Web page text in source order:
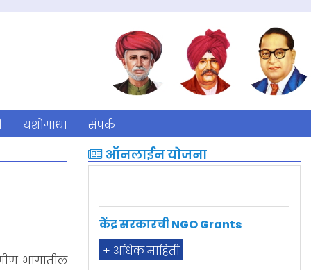
यशोगाथा संपर्क
भागातील
ऑनलाईन योजना
+ अधिक माहिती